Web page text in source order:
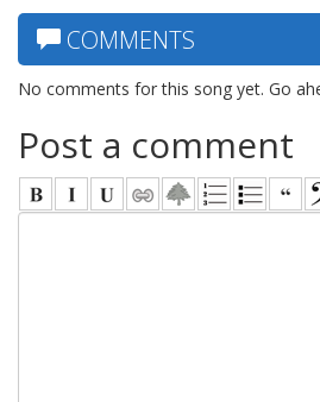
COMMENTS
No comments for this song yet. Go
Post a comment